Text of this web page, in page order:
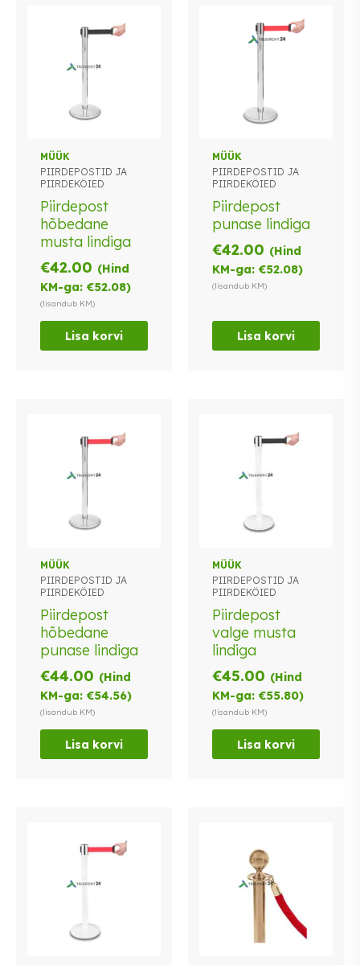
MÜÜK
PIIRDEPOSTID JA
PIIRDEKÖIED
Piirdepost
hõbedane
musta lindiga
€42.00 (Hind
KM-ga:€52.08)
(lisandub KM)
Lisa korvi
MÜÜK
PIIRDEPOSTID JA
PIIRDEKÖIED
Piirdepost
punase lindiga
€42.00 (Hind
KM-ga:€52.08)
(lisandub KM)
Lisa korvi
MÜÜK
PIIRDEPOSTID JA
PIIRDEKÖIED
Piirdepost
hõbedane
punase lindiga
€44.00 (Hind
KM-ga:€54.56)
(lisandub KM)
Lisa korvi
MÜÜK
PIIRDEPOSTID JA
PIIRDEKÖIED
Piirdepost
valge musta
lindiga
€45.00 (Hind
KM-ga:€55.80)
(lisandub KM)
Lisa korvi